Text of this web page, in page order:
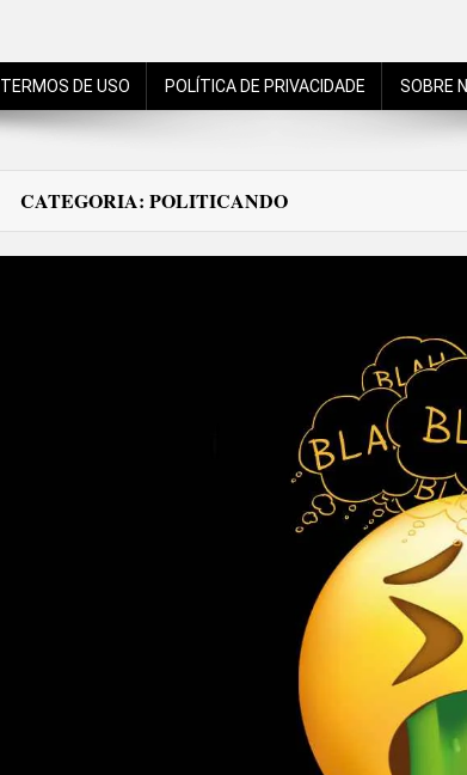
TERMOS DE USO POLÍTICA DE PRIVACIDADE SOBRE
CATEGORIA: POLITICANDO